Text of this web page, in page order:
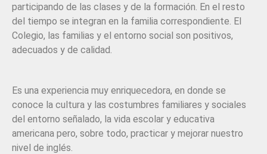
participando de las clases y de la formación. En el resto
del tiempo se integran en la familia correspondiente. El
Colegio, las familias y el entorno social son positivos,
adecuados y de calidad.
Es una experiencia muy enriquecedora, en donde se
conoce la cultura y las costumbres familiares y sociales
del entorno señalado, la vida escolar y educativa
americana pero, sobre todo, practicar y mejorar nuestro
nivel de inglés.